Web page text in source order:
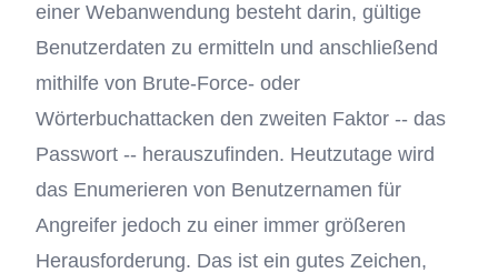
einer Webanwendung besteht darin, gültige
Benutzerdaten zu ermitteln und anschließend
mithilfe von Brute-Force- oder
Wörterbuchattacken den zweiten Faktor -- das
Passwort -- herauszufinden. Heutzutage wird
das Enumerieren von Benutzernamen für
Angreifer jedoch zu einer immer größeren
Herausforderung. Das ist ein gutes Zeichen,